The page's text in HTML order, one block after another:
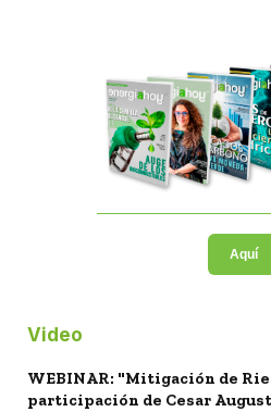
Aquí
Video
WEBINAR: "Mitigación de
participación de Cesar